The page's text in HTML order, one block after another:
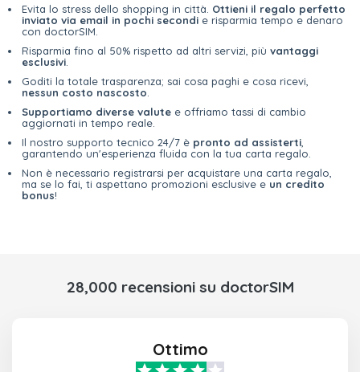
Evita lo stress dello shopping in città. Ottieni il regalo perfetto
inviato via email in pochi secondi e risparmia tempo e denaro
con doctorSIM.
Risparmia fino al 50% rispetto ad altri servizi, più vantaggi
esclusivi
Goditi la totale trasparenza; sai cosa paghi e cosa ricevi,
nessun costo nascosto
Supportiamo diverse valute e offriamo tassi di cambio
aggiornati in tempo reale.
Il nostro supporto tecnico 24/7 è pronto ad assisterti
garantendo un'esperienza fluida con la tua carta regalo.
Non è necessario registrarsi per acquistare una carta regalo,
ma se lo fai, ti aspettano promozioni esclusive e un credito
bonus!
28,000 recensioni su doctorSIM
Ottimo